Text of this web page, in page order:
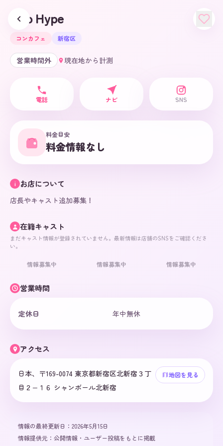
Neo Hype
コンカフェ 新宿区
営業時間外 現在地から計測
電話 ナビ SNS
料金目安
料金情報なし
i お店について
店長やキャスト追加募集！
在籍キャスト
まだキャスト情報が登録されていません。最新情報は店舗のSNSをご確認くださ
い。
情報募集中 情報募集中 情報募集中
営業時間
定休日 年中無休
アクセス
日本、〒169-0074 東京都新宿区北新宿３丁
目２−１６ シャンボール北新宿
地図を見る
情報の最終更新日： 2026年5月15日
情報提供元： 公開情報・ユーザー投稿をもとに掲載